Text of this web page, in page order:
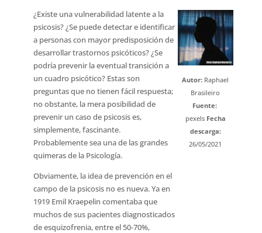
¿Existe una vulnerabilidad latente a la
psicosis? ¿Se puede detectar e identificar
a personas con mayor predisposición de
desarrollar trastornos psicóticos? ¿Se
podría prevenir la eventual transición a
un cuadro psicótico? Estas son
preguntas que no tienen fácil respuesta;
no obstante, la mera posibilidad de
prevenir un caso de psicosis es,
simplemente, fascinante.
Probablemente sea una de las grandes
quimeras de la Psicología.
Obviamente, la idea de prevención en el
campo de la psicosis no es nueva. Ya en
1919 Emil Kraepelin comentaba que
muchos de sus pacientes diagnosticados
de esquizofrenia, entre el 50-70%,
Autor: Raphael
Brasileiro
Fuente:
pexelsFecha
descarga:
26/05/2021